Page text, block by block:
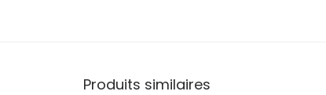
Produits similaires